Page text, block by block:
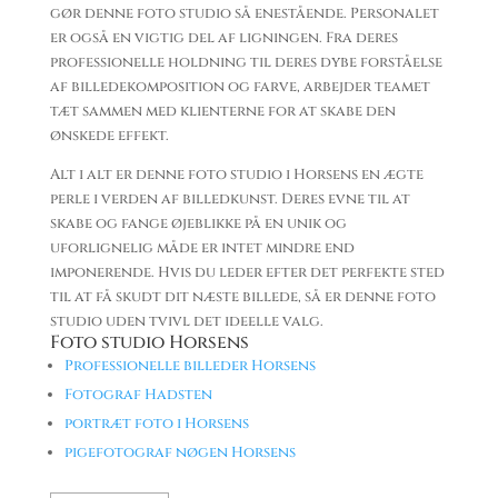
gør denne foto studio så enestående. Personalet
er også en vigtig del af ligningen. Fra deres
professionelle holdning til deres dybe forståelse
af billedekomposition og farve, arbejder teamet
tæt sammen med klienterne for at skabe den
ønskede effekt.
Alt i alt er denne foto studio i Horsens en ægte
perle i verden af ​​billedkunst. Deres evne til at
skabe og fange øjeblikke på en unik og
uforlignelig måde er intet mindre end
imponerende. Hvis du leder efter det perfekte sted
til at få skudt dit næste billede, så er denne foto
studio uden tvivl det ideelle valg.
Foto studio Horsens
Professionelle billeder Horsens
Fotograf Hadsten
portræt foto i Horsens
pigefotograf nøgen Horsens